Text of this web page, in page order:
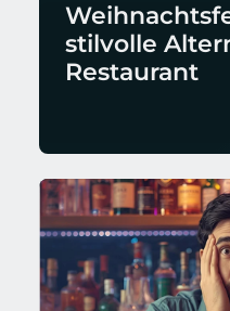
stilvolle
Restaurant